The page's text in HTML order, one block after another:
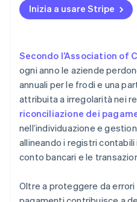
Inizia a usare Stripe
Secondo l’Association of
ogni anno le aziende
annuali per le frodi e una
attribuita a irregolarità nei
riconciliazione dei
nell’individuazione e
allineando i registri
conto bancari e le
Oltre a proteggere da